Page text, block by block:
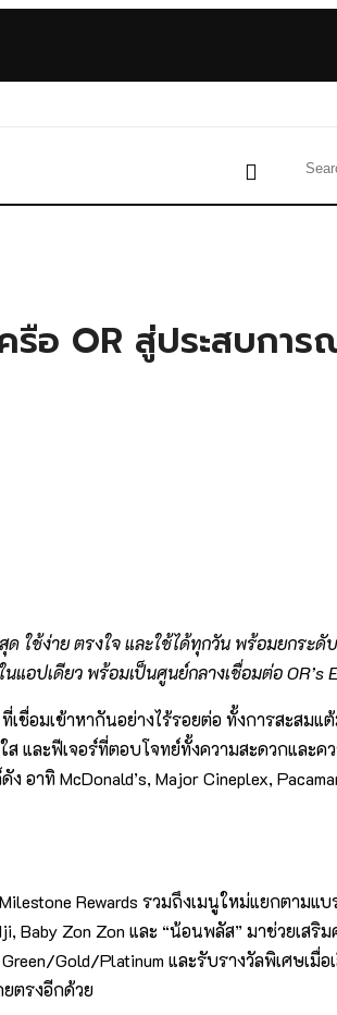
รือ OR สู่ประสบกา
ด ใช้ง่าย ตรงใจ และใช้ได้ทุกวัน พร้อมยกระ
แอปเดียว พร้อมเป็นศูนย์กลางเชื่อมต่อOR’s
ชื่อมเข้าหากันอย่างไร้รอยต่อ ทั้งการสะสม
และฟีเจอร์ที่ตอบโจทย์ทั้งความสะดวกและ
ทิ McDonald’s, Major Cineplex,
Rewards รวมถึงเมนูใหม่แยกตามแ
Baby Zon Zon และ “น้อนพลัส” มาช่วยเส
Gold/Platinum และรับรางวัลพิเศษเมื่
ตรงอีกด้วย